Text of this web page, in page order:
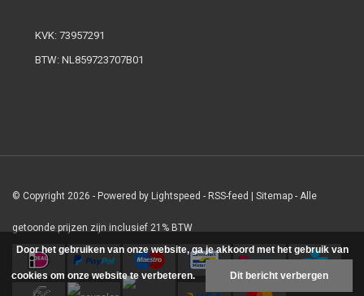
KVK: 73957291
BTW: NL859723707B01
© Copyright 2026 - Powered by Lightspeed - RSS-feed | Sitemap - Alle
getoonde prijzen zijn inclusief 21% BTW
Door het gebruiken van onze website, ga je akkoord met het gebruik van
cookies om onze website te verbeteren. Dit bericht verbergen